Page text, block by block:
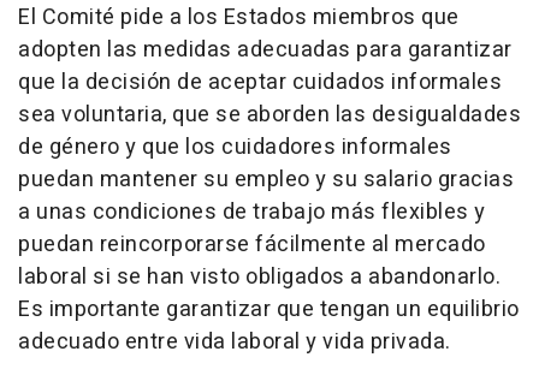
El Comité pide a los Estados miembros que
adopten las medidas adecuadas para garantizar
que la decisión de aceptar cuidados informales
sea voluntaria, que se aborden las desigualdades
de género y que los cuidadores informales
puedan mantener su empleo y su salario gracias
a unas condiciones de trabajo más flexibles y
puedan reincorporarse fácilmente al mercado
laboral si se han visto obligados a abandonarlo.
Es importante garantizar que tengan un equilibrio
adecuado entre vida laboral y vida privada.